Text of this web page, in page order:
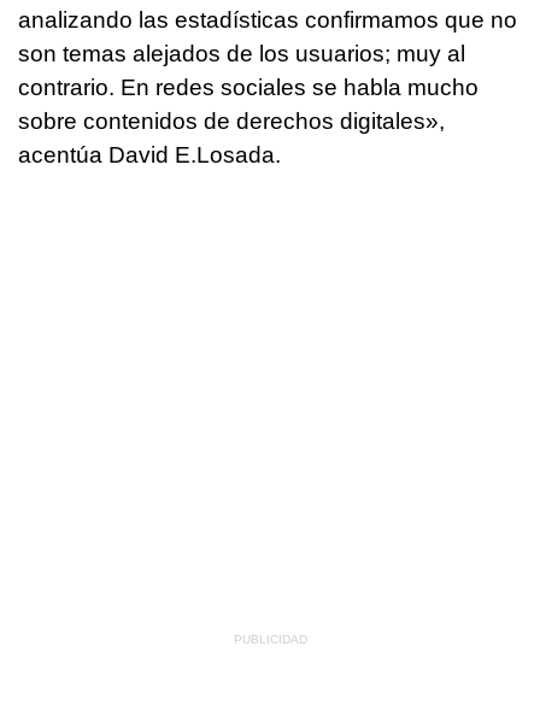
analizando las estadísticas confirmamos que no
son temas alejados de los usuarios; muy al
contrario. En redes sociales se habla mucho
sobre contenidos de derechos digitales»,
acentúa David E.Losada.